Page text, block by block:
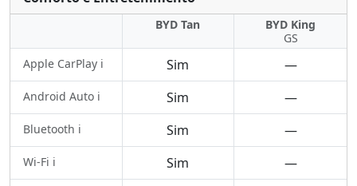
BYD Tan
BYD King
GS
Apple CarPlay ℹ️
Sim —
Android Auto ℹ️ Sim —
Bluetooth ℹ️ Sim —
Wi-Fi ℹ️ Sim —